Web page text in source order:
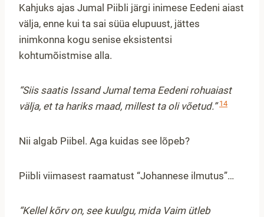
Kahjuks ajas Jumal Piibli järgi inimese Eedeni aiast
välja, enne kui ta sai süüa elupuust, jättes
inimkonna kogu senise eksistentsi
kohtumõistmise alla.
“Siis saatis Issand Jumal tema Eedeni rohuaiast
välja, et ta hariks maad, millest ta oli võetud.” 14
Nii algab Piibel. Aga kuidas see lõpeb?
Piibli viimasest raamatust “Johannese ilmutus”…
“Kellel kõrv on, see kuulgu, mida Vaim ütleb